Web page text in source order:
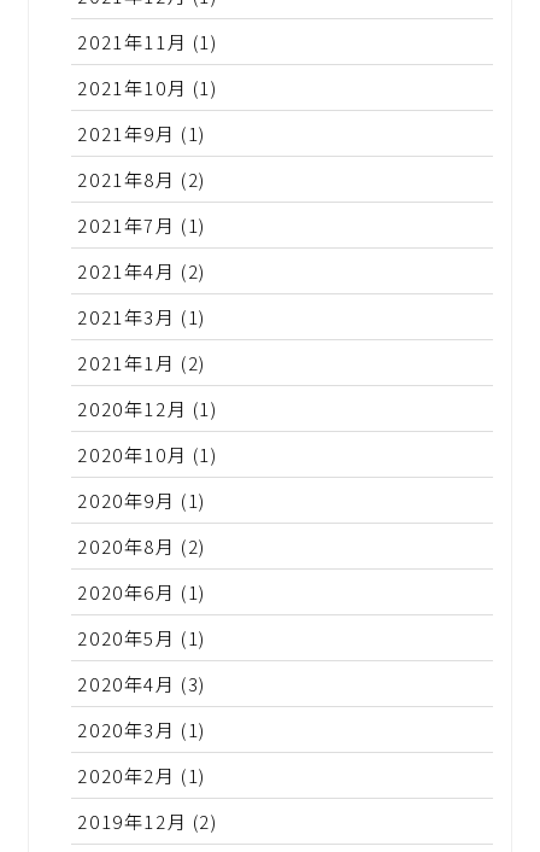
2021年11月 (1)
2021年10月 (1)
2021年9月 (1)
2021年8月 (2)
2021年7月 (1)
2021年4月 (2)
2021年3月 (1)
2021年1月 (2)
2020年12月 (1)
2020年10月 (1)
2020年9月 (1)
2020年8月 (2)
2020年6月 (1)
2020年5月 (1)
2020年4月 (3)
2020年3月 (1)
2020年2月 (1)
2019年12月 (2)